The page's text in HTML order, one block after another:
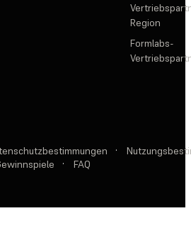
Region
Formlabs-
·
· FAQ